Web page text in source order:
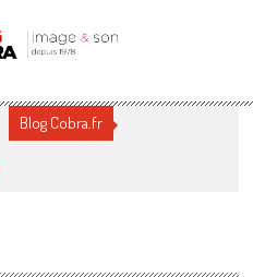
Blog Cobra.fr